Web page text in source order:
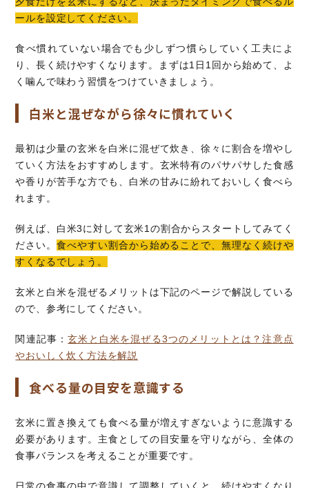
ールを設定してください。
食べ慣れていない場合でも少しずつ慣らしていく工夫によ
り、長く続けやすくなります。まずは1日1回から始めて、よ
く噛んで味わう習慣をつけていきましょう。
白米と混ぜながら徐々に慣れていく
最初は少量の玄米を白米に混ぜて炊き、徐々に割合を増やし
ていく方法をおすすめします。玄米特有のパサパサした食感
や香りが苦手な方でも、白米の甘みに紛れておいしく食べら
れます。
例えば、白米3に対して玄米1の割合からスタートしてみてく
ださい。食べやすい割合から始めることで、無理なく続けや
すくなるでしょう。
玄米と白米を混ぜるメリットは下記のページで解説している
ので、参考にしてください。
関連記事：玄米と白米を混ぜる3つのメリットとは？注意点
やおいしく炊く方法を解説
食べる量の目安を意識する
玄米に置き換えても食べる量が増えすぎないように意識する
必要があります。主食としての目安量を守りながら、全体の
食事バランスを考えることが重要です。
日常の食事の中で意識して調整していくと、続けやすくなり